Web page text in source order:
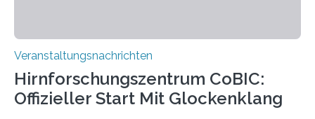
Veranstaltungsnachrichten
Hirnforschungszentrum CoBIC:
Offizieller Start Mit Glockenklang